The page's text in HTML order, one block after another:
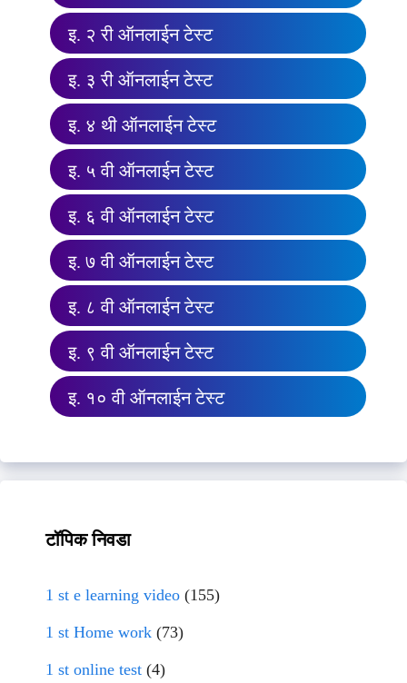
इ. २ री ऑनलाईन टेस्ट
इ. ३ री ऑनलाईन टेस्ट
इ. ४ थी ऑनलाईन टेस्ट
इ. ५ वी ऑनलाईन टेस्ट
इ. ६ वी ऑनलाईन टेस्ट
इ. ७ वी ऑनलाईन टेस्ट
इ. ८ वी ऑनलाईन टेस्ट
इ. ९ वी ऑनलाईन टेस्ट
इ. १० वी ऑनलाईन टेस्ट
टॉपिक निवडा
1 st e learning video (155)
1 st Home work (73)
1 st online test (4)